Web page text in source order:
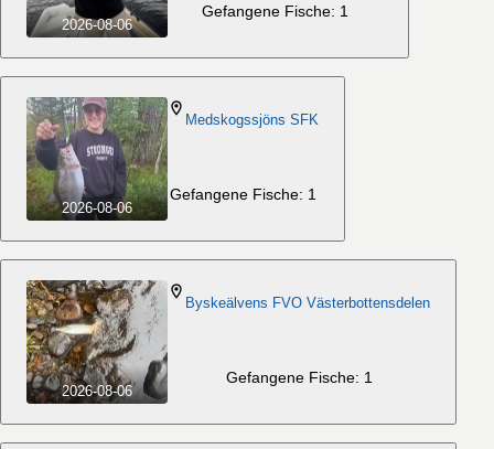
2026-08-06
Gefangene Fische: 1
2026-08-06
Medskogssjöns SFK
Gefangene Fische: 1
2026-08-06
Byskeälvens FVO Västerbottensdelen
Gefangene Fische: 1